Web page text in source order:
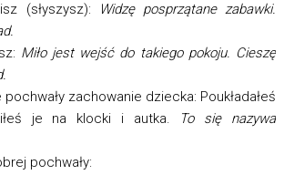
(słyszysz):
Widzę posprzątane zabawki.
Miło jest wejść do takiego pokoju. Cieszę
zachowanie dziecka: Poukładałeś
je na klocki i autka.
To się nazywa
pochwały: